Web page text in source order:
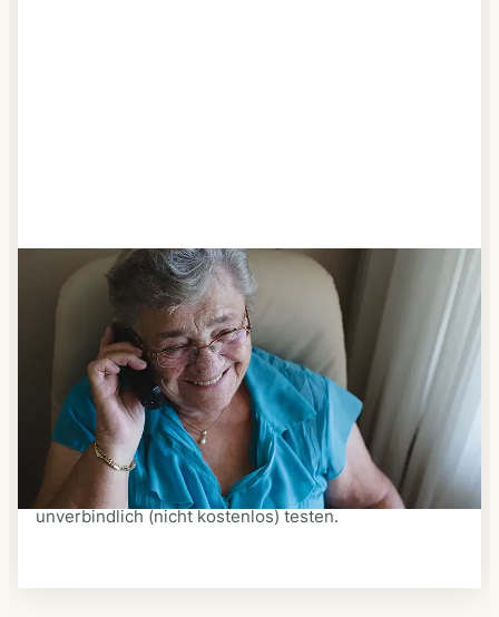
Schritt 3
Bestellen & liefern lassen
Suchen Sie sich aus dem Speiseplan Ihres Anbieters
aus, was Ihnen schmeckt. Bestellen Sie telefonisch,
schriftlich oder im Online-Shop Ihres Anbieters.
Ein Kurier liefert Ihnen das bestellte Essen zum
vereinbarten Zeitpunkt nach Hause. Bei vielen
Anbietern können Sie Essen auf Rädern auch
unverbindlich (nicht kostenlos) testen.